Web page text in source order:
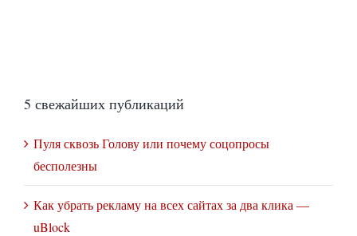
5 свежайших публикаций
Пуля сквозь Голову или почему соцопросы
бесполезны
Как убрать рекламу на всех сайтах за два клика —
uBlock